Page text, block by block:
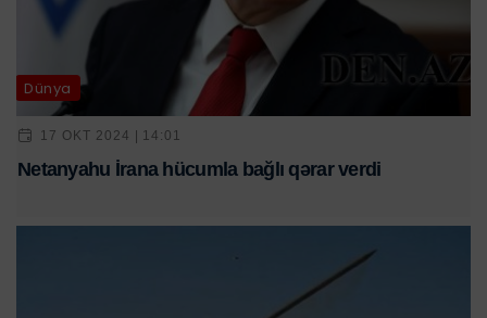
Dünya
17 OKT 2024 | 14:01
Netanyahu İrana hücumla bağlı qərar verdi